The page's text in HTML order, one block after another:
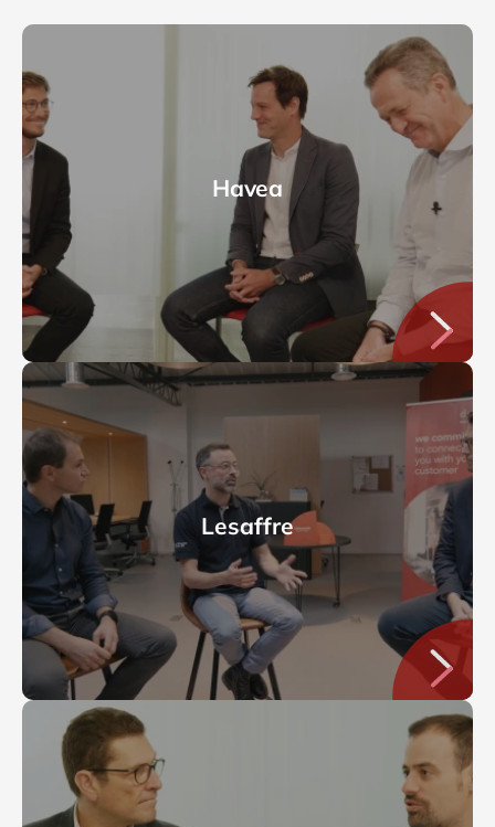
Havea
Lesaffre